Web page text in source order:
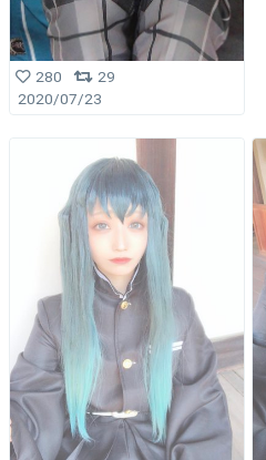
280
29
2020/07/23